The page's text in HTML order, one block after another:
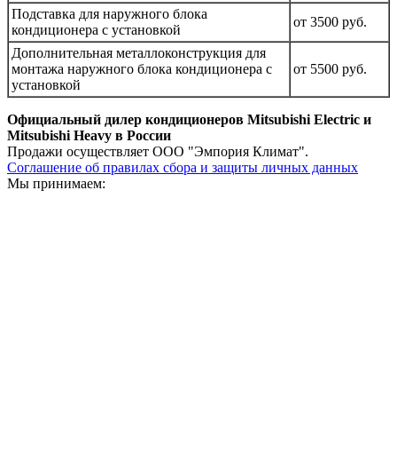
Подставка для наружного блока
кондиционера с установкой
от 3500 руб.
Дополнительная металлоконструкция для
монтажа наружного блока кондиционера с
установкой
от 5500 руб.
Официальный дилер кондиционеров Mitsubishi Electric и
Mitsubishi Heavy в России
Продажи осуществляет ООО "Эмпория Климат".
Соглашение об правилах сбора и защиты личных данных
Мы принимаем: